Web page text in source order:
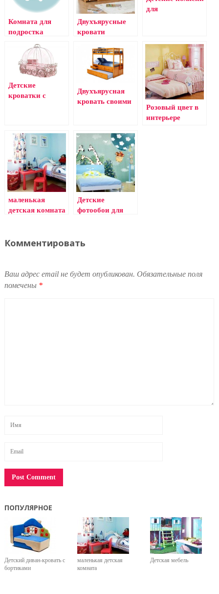
Комната для
подростка
Двухъярусные
кровати
для
Детские
кроватки с
Двухъярусная
кровать своими
Розовый цвет в
интерьере
маленькая
детская комната
Детские
фотообои для
выбора
Комментировать
Ваш адрес email не будет опубликован. Обязательные поля
помечены *
ПОПУЛЯРНОЕ
Детский диван-кровать с
бортиками
маленькая детская
комната
Детская мебель